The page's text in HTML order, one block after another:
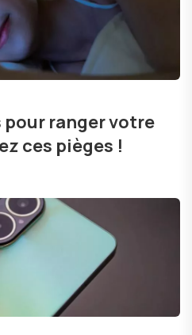
ranger votre
ces pièges !